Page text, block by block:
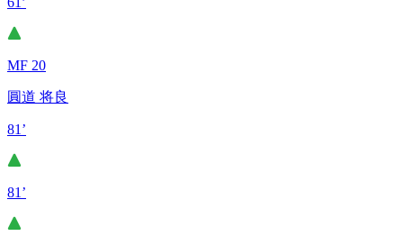
MF 20
圓道 将良
81’
81’